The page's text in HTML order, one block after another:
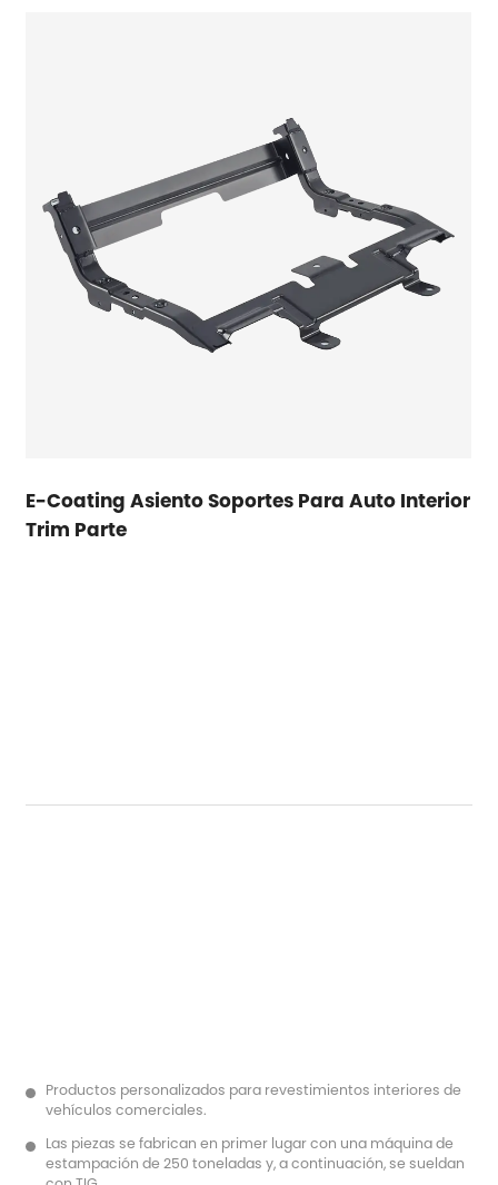
E-Coating Asiento Soportes Para Auto Interior
Trim Parte
Productos personalizados para revestimientos interiores de
vehículos comerciales.
Las piezas se fabrican en primer lugar con una máquina de
estampación de 250 toneladas y, a continuación, se sueldan